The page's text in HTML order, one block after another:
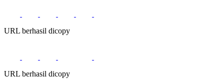
URL berhasil dicopy
URL berhasil dicopy